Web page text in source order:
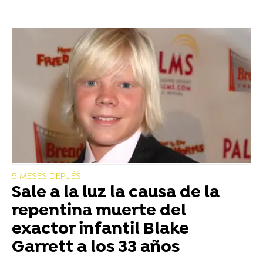
5 MESES DEPUÉS
Sale a la luz la causa de la
repentina muerte del
exactor infantil Blake
Garrett a los 33 años